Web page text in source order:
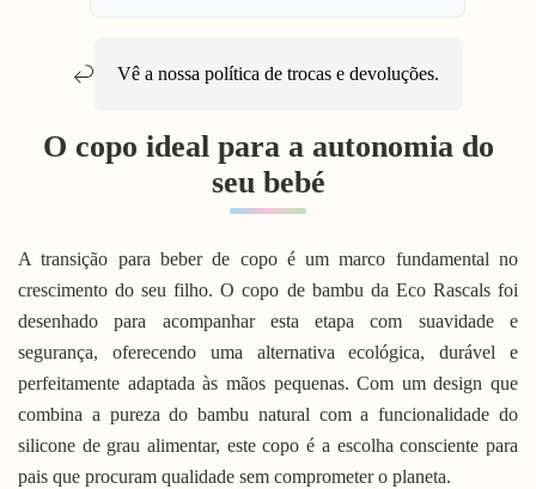
Vê a nossa política de trocas e devoluções.
O copo ideal para a autonomia do
seu bebé
A transição para beber de copo é um marco fundamental no
crescimento do seu filho. O copo de bambu da Eco Rascals foi
desenhado para acompanhar esta etapa com suavidade e
segurança, oferecendo uma alternativa ecológica, durável e
perfeitamente adaptada às mãos pequenas. Com um design que
combina a pureza do bambu natural com a funcionalidade do
silicone de grau alimentar, este copo é a escolha consciente para
pais que procuram qualidade sem comprometer o planeta.